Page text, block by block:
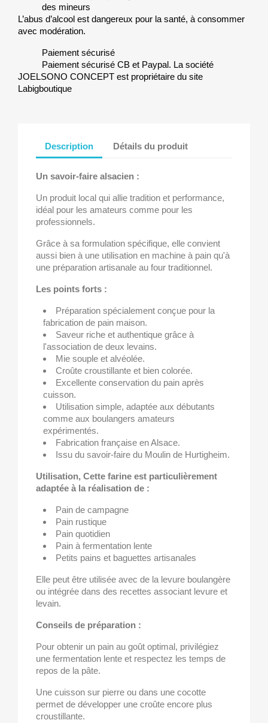
des mineurs
L’abus d’alcool est dangereux pour la santé, à consommer
avec modération.
Paiement sécurisé
Paiement sécurisé CB et Paypal. La société
JOELSONO CONCEPT est propriétaire du site
Labigboutique
Description Détails du produit
Un savoir-faire alsacien :
Un produit local qui allie tradition et performance,
idéal pour les amateurs comme pour les
professionnels.
Grâce à sa formulation spécifique, elle convient
aussi bien à une utilisation en machine à pain qu'à
une préparation artisanale au four traditionnel.
Les points forts :
Préparation spécialement conçue pour la
fabrication de pain maison.
Saveur riche et authentique grâce à
l'association de deux levains.
Mie souple et alvéolée.
Croûte croustillante et bien colorée.
Excellente conservation du pain après
cuisson.
Utilisation simple, adaptée aux débutants
comme aux boulangers amateurs
expérimentés.
Fabrication française en Alsace.
Issu du savoir-faire du Moulin de Hurtigheim.
Utilisation, Cette farine est particulièrement
adaptée à la réalisation de :
Pain de campagne
Pain rustique
Pain quotidien
Pain à fermentation lente
Petits pains et baguettes artisanales
Elle peut être utilisée avec de la levure boulangère
ou intégrée dans des recettes associant levure et
levain.
Conseils de préparation :
Pour obtenir un pain au goût optimal, privilégiez
une fermentation lente et respectez les temps de
repos de la pâte.
Une cuisson sur pierre ou dans une cocotte
permet de développer une croûte encore plus
croustillante.